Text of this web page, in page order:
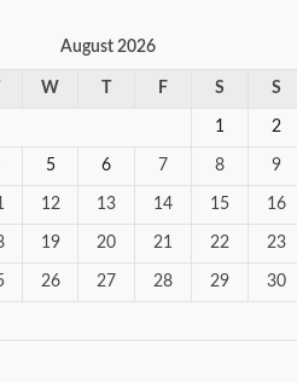
August 2026
W F S S
1 2
5 6 7 8 9
12 13 14 15 16
19 20 21 22 23
26 27 28 29 30